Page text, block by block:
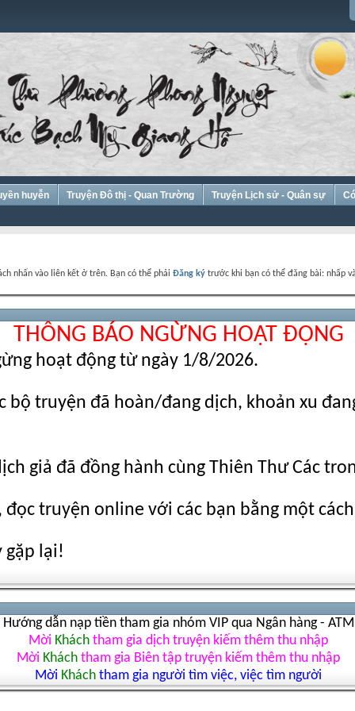
huyễn Truyện Đô thị - Quan Trường Truyện Lịch sử - Quân sự
nhấn vào liên kết ở trên. Bạn có thể phải Đăng ký trước khi bạn có thể đăng bài: nhấp
THÔNG BÁO NGỪNG HOẠT ĐỘNG
hoạt động từ ngày 1/8/2026.
truyện đã hoàn/đang dịch, khoản xu
giả đã đồng hành cùng Thiên Thư Các
đọc truyện online với các bạn bằng một
gặp lại!
Hướng dẫn nạp tiền tham gia nhóm VIP qua Ngân hàng - ATM
Mời Khách tham gia dịch truyện kiếm thêm thu nhập
Mời Khách tham gia Biên tập truyện kiếm thêm thu nhập
Mời Khách tham gia người tìm việc, việc tìm người